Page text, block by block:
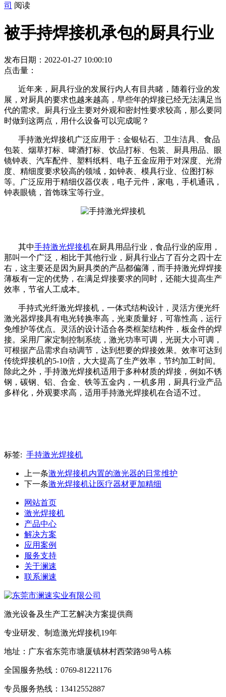
司 阅读
被手持焊接机承包的厨具行业
发布日期：2022-01-27 10:00:10
点击量：
近年来，厨具行业的发展行内人有目共睹，随着行业的发
展，对厨具的要求也越来越高，早些年的焊接已经无法满足当
代的需求。厨具行业主要对外观和密封性要求较高，那么要同
时做到这两点，用什么设备可以完成呢？
手持激光焊接机广泛应用于：金银钻石、卫生洁具、食品
包装、烟草打标、啤酒打标、饮品打标、包装、厨具用品、眼
镜钟表、汽车配件、塑料纸料、电子五金应用于对深度、光滑
度、精细度要求较高的领域，如钟表、模具行业、位图打标
等。广泛应用于精细仪器仪表，电子元件，家电，手机通讯，
钟表眼镜，首饰珠宝等行业。
其中手持激光焊接机在厨具用品行业，食品行业的应用，
那叫一个广泛，相比于其他行业，厨具行业占了百分之四十左
右，这主要还是因为厨具类的产品都偏薄，而手持激光焊焊接
薄板有一定的优势，在满足焊接要求的同时，还能大提高生产
效率，节省人工成本。
手持式光纤激光焊接机，一体式结构设计，灵活方便光纤
激光器焊接具有电光转换率高，光束质量好，可靠性高，运行
免维护等优点。灵活的设计适合各类框架结构件，板金件的焊
接。采用厂家定制控制系统，激光功率可调，光斑大小可调，
可根据产品需求自动调节，达到想要的焊接效果。效率可达到
传统焊接机的5-10倍，大大提高了生产效率，节约加工时间。
除此之外，手持激光焊接机适用于多种材质的焊接，例如不锈
钢，碳钢、铝、合金、铁等五金内，一机多用，厨具行业产品
多样化，外观要求高，适用手持激光焊接机在合适不过。
标签: 手持激光焊接机
上一条激光焊接机内置的激光器的日常维护
下一条激光焊接机让医疗器材更加精细
网站首页
激光焊接机
产品中心
解决方案
应用案例
服务支持
关于澜速
联系澜速
激光设备及生产工艺解决方案提供商
专业研发、制造激光焊接机19年
地址：广东省东莞市塘厦镇林村西荣路98号A栋
全国服务热线：0769-81221176
专员服务热线：13412552887